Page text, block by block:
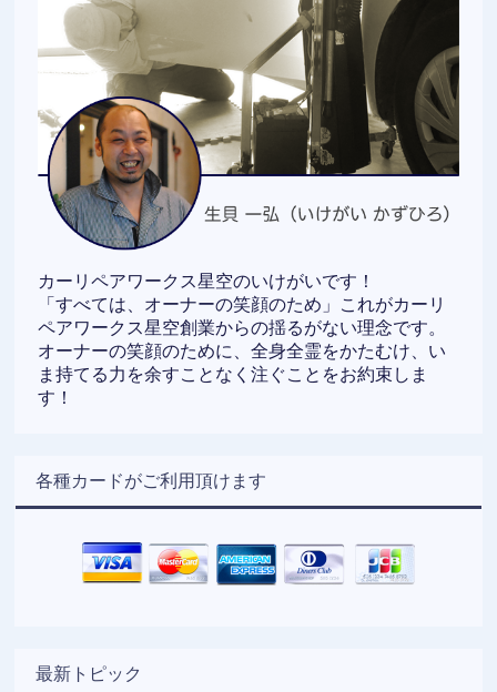
カーリペアワークス星空のいけがいです！
「すべては、オーナーの笑顔のため」これがカーリ
ペアワークス星空創業からの揺るがない理念です。
オーナーの笑顔のために、全身全霊をかたむけ、い
ま持てる力を余すことなく注ぐことをお約束しま
す！
各種カードがご利用頂けます
最新トピック